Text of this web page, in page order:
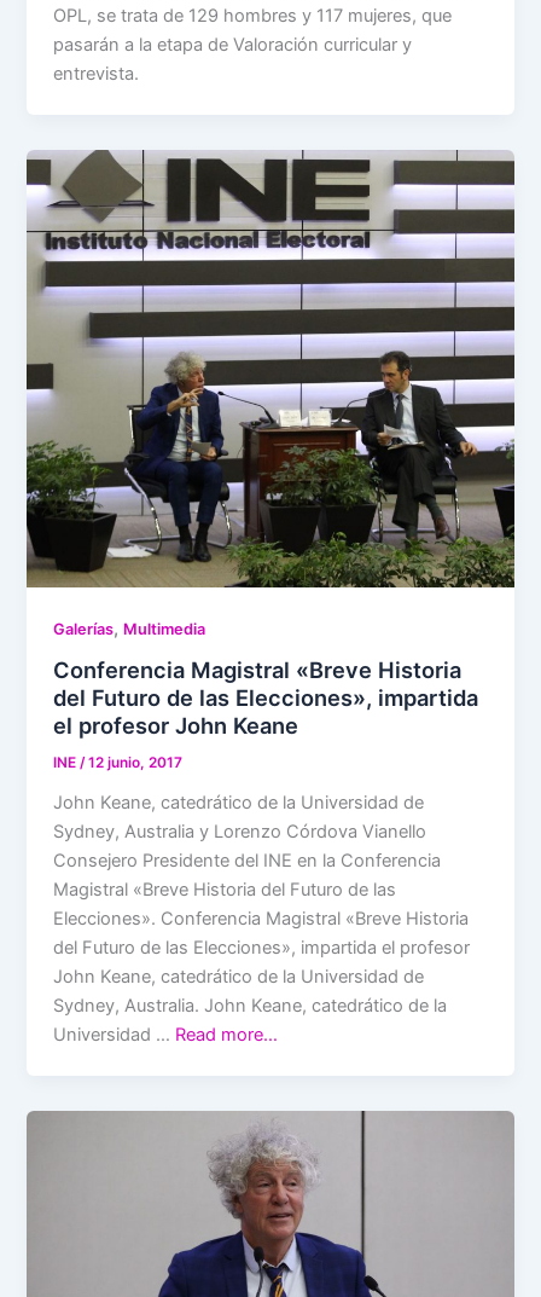
OPL, se trata de 129 hombres y 117 mujeres, que
pasarán a la etapa de Valoración curricular y
entrevista.
Galerías, Multimedia
Conferencia Magistral «Breve Historia
del Futuro de las Elecciones», impartida
el profesor John Keane
INE/12 junio, 2017
John Keane, catedrático de la Universidad de
Sydney, Australia y Lorenzo Córdova Vianello
Consejero Presidente del INE en la Conferencia
Magistral «Breve Historia del Futuro de las
Elecciones». Conferencia Magistral «Breve Historia
del Futuro de las Elecciones», impartida el profesor
John Keane, catedrático de la Universidad de
Sydney, Australia. John Keane, catedrático de la
Universidad … Read more…